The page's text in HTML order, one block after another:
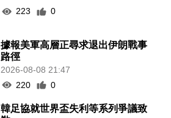
223
0
據報美軍高層正尋求退出伊朗戰事
路徑
2026-08-08 21:47
220
0
韓足協就世界盃失利等系列爭議致